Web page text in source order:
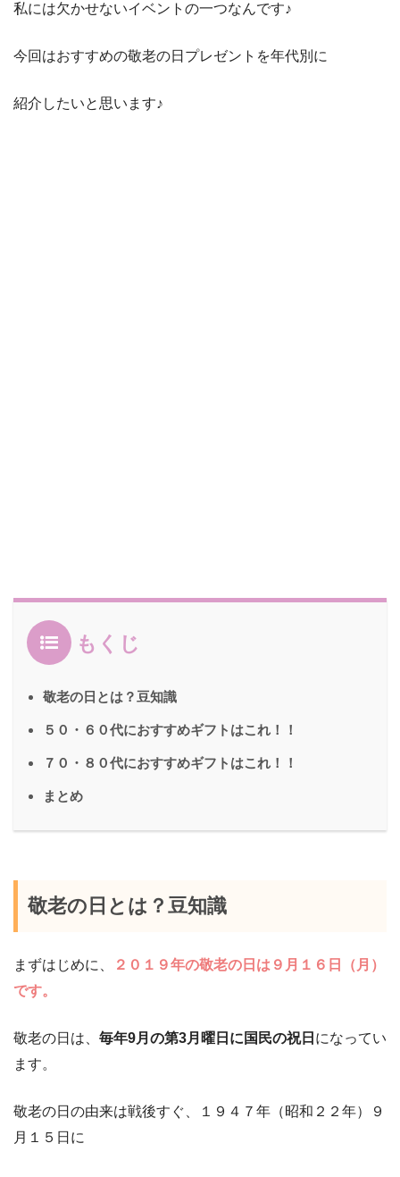
私には欠かせないイベントの一つなんです♪
今回はおすすめの敬老の日プレゼントを年代別に
紹介したいと思います♪
もくじ
敬老の日とは？豆知識
５０・６０代におすすめギフトはこれ！！
７０・８０代におすすめギフトはこれ！！
まとめ
敬老の日とは？豆知識
まずはじめに、
２０１９年の敬老の日は９月１６日（月）
です。
敬老の日は、 毎年9月の第3月曜日に国民の祝日 になってい
ます。
敬老の日の由来は戦後すぐ、１９４７年（昭和２２年）９
月１５日に